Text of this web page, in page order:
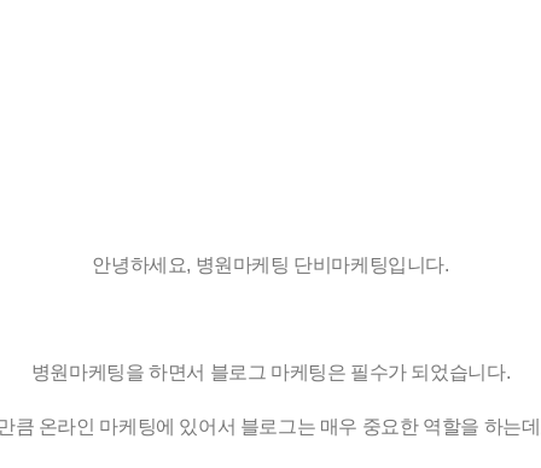
안녕하세요, 병원마케팅 단비마케팅입니다.
병원마케팅을 하면서 블로그 마케팅은 필수가 되었습니다.
큼 온라인 마케팅에 있어서 블로그는 매우 중요한 역할을 하는